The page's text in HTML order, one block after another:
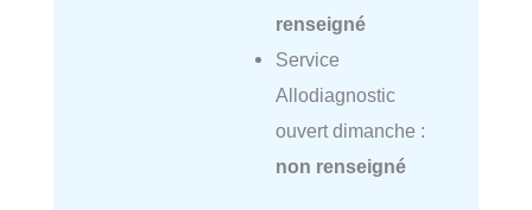
renseigné
Service
Allodiagnostic
ouvert dimanche :
non renseigné